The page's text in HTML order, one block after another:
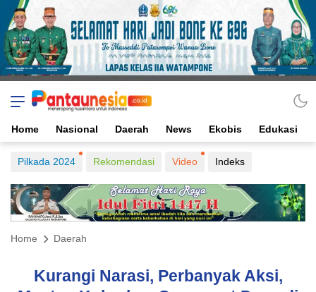
Home Nasional Daerah News Ekobis Edukasi
Pilkada 2024 Rekomendasi Video Indeks
Home Daerah
Kurangi Narasi, Perbanyak Aksi,